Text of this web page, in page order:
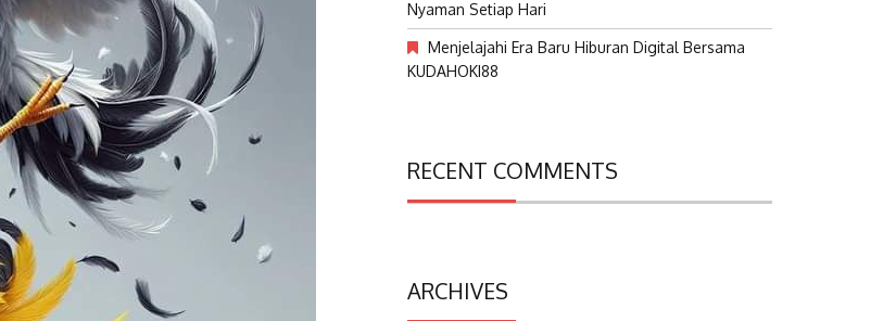
Nyaman Setiap Hari
Menjelajahi Era Baru Hiburan Digital Bersama
KUDAHOKI88
RECENT COMMENTS
ARCHIVES